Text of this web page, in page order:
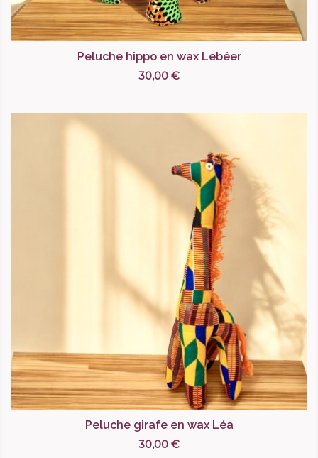
Peluche hippo en wax Lebéer
30,00 €
Peluche girafe en wax Léa
30,00 €